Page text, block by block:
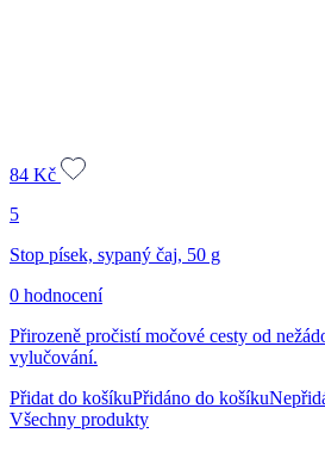
84 Kč
5
Stop písek, sypaný čaj, 50 g
0 hodnocení
Přirozeně pročistí močové cesty od
vylučování.
Přidat do košíkuPřidáno do košíku
Všechny produkty